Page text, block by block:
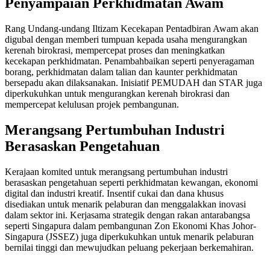
Penyampaian Perkhidmatan Awam
Rang Undang-undang Iltizam Kecekapan Pentadbiran Awam akan
digubal dengan memberi tumpuan kepada usaha mengurangkan
kerenah birokrasi, mempercepat proses dan meningkatkan
kecekapan perkhidmatan. Penambahbaikan seperti penyeragaman
borang, perkhidmatan dalam talian dan kaunter perkhidmatan
bersepadu akan dilaksanakan. Inisiatif PEMUDAH dan STAR juga
diperkukuhkan untuk mengurangkan kerenah birokrasi dan
mempercepat kelulusan projek pembangunan.
Merangsang Pertumbuhan Industri
Berasaskan Pengetahuan
Kerajaan komited untuk merangsang pertumbuhan industri
berasaskan pengetahuan seperti perkhidmatan kewangan, ekonomi
digital dan industri kreatif. Insentif cukai dan dana khusus
disediakan untuk menarik pelaburan dan menggalakkan inovasi
dalam sektor ini. Kerjasama strategik dengan rakan antarabangsa
seperti Singapura dalam pembangunan Zon Ekonomi Khas Johor-
Singapura (JSSEZ) juga diperkukuhkan untuk menarik pelaburan
bernilai tinggi dan mewujudkan peluang pekerjaan berkemahiran.